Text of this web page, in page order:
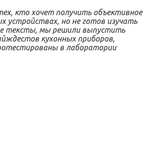
кто хочет получить объективное
устройствах, но не готов изучать
тексты, мы решили выпустить
кухонных приборов,
в лаборатории